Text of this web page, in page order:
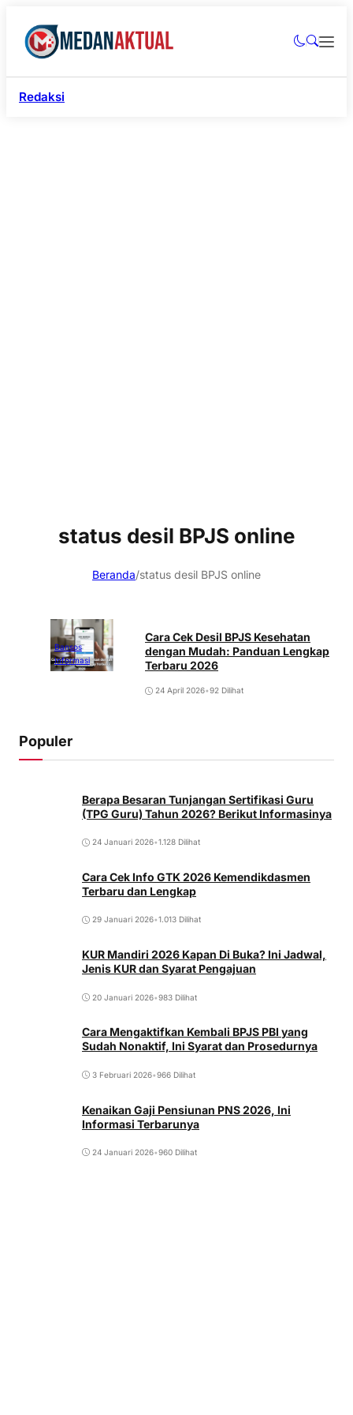
Redaksi
status desil BPJS online
Beranda/status desil BPJS online
Bansos
Informasi
Cara Cek Desil BPJS Kesehatan
dengan Mudah: Panduan Lengkap
Terbaru 2026
24 April 2026•92 Dilihat
Populer
Berapa Besaran Tunjangan Sertifikasi Guru
(TPG Guru) Tahun 2026? Berikut Informasinya
24 Januari 2026•1.128 Dilihat
Cara Cek Info GTK 2026 Kemendikdasmen
Terbaru dan Lengkap
29 Januari 2026•1.013 Dilihat
KUR Mandiri 2026 Kapan Di Buka? Ini Jadwal,
Jenis KUR dan Syarat Pengajuan
20 Januari 2026•983 Dilihat
Cara Mengaktifkan Kembali BPJS PBI yang
Sudah Nonaktif, Ini Syarat dan Prosedurnya
3 Februari 2026•966 Dilihat
Kenaikan Gaji Pensiunan PNS 2026, Ini
Informasi Terbarunya
24 Januari 2026•960 Dilihat